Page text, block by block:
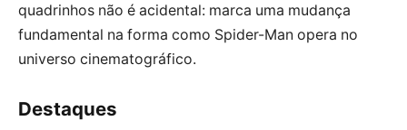
quadrinhos não é acidental: marca uma mudança
fundamental na forma como Spider-Man opera no
universo cinematográfico.
Destaques